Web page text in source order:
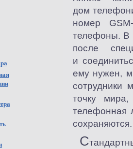
дом
номер GSM
телефоны. В
после
и
ему нужен,
сотрудники
точку
телефонная
сохраняются.
С